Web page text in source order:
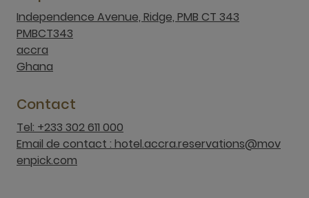
Independence Avenue, Ridge, PMB CT 343
PMBCT343
accra
Ghana
Contact
Tel: +233 302 611 000
Email de contact : hotel.accra.reservations@mov
enpick.com